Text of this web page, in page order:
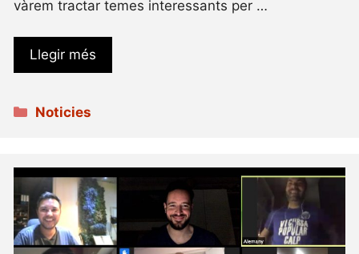
vàrem tractar temes interessants per …
Llegir més
Categories
Noticies